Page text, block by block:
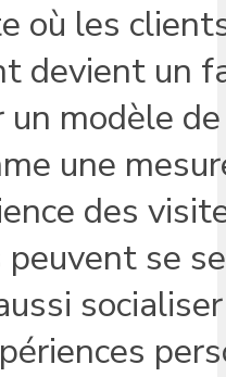
où les
devient un
modèle
une
des
se